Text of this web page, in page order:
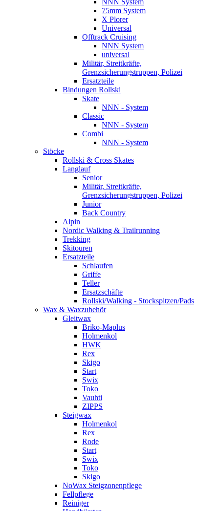
NNN System
75mm System
X Plorer
Universal
Offtrack Cruising
NNN System
universal
Militär, Streitkräfte,
Grenzsicherungstruppen, Polizei
Ersatzteile
Bindungen Rollski
Skate
NNN - System
Classic
NNN - System
Combi
NNN - System
Stöcke
Rollski & Cross Skates
Langlauf
Senior
Militär, Streitkräfte,
Grenzsicherungstruppen, Polizei
Junior
Back Country
Alpin
Nordic Walking & Trailrunning
Trekking
Skitouren
Ersatzteile
Schlaufen
Griffe
Teller
Ersatzschäfte
Rollski/Walking - Stockspitzen/Pads
Wax & Waxzubehör
Gleitwax
Briko-Maplus
Holmenkol
HWK
Rex
Skigo
Start
Swix
Toko
Vauhti
ZIPPS
Steigwax
Holmenkol
Rex
Rode
Start
Swix
Toko
Skigo
NoWax Steigzonenpflege
Fellpflege
Reiniger